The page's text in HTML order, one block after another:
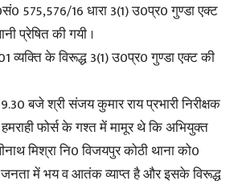
575,576/16 धारा 3(1) उ0प्र0 गुण्डा एक्ट
प्रेषित की गयी ।
व्यक्ति के विरूद्ध 3(1) उ0प्र0 गुण्डा एक्ट की
बजे श्री संजय कुमार राय प्रभारी निरीक्षक
फोर्स के गश्त में मामूर थे कि अभियुक्त
मिश्रा नि0 विजयपुर कोठी थाना को0
में भय व आतंक व्याप्त है और इसके विरूद्ध